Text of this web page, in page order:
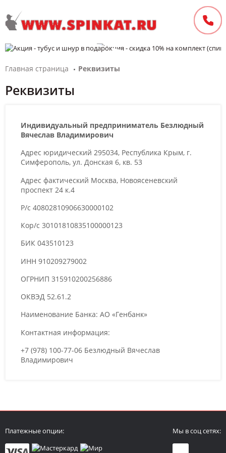
Главная страница Реквизиты
Реквизиты
Индивидуальный предприниматель Безлюдный
Вячеслав Владимирович
Адрес юридический 295034, Республика Крым, г.
Симферополь, ул. Донская 6, кв. 53
Адрес фактический Москва, Новоясеневский
проспект 24 к.4
Р/с 40802810906630000102
Кор/с 30101810835100000123
БИК 043510123
ИНН 910209279002
ОГРНИП 315910200256886
ОКВЭД 52.61.2
Наименование Банка: АО «Генбанк»
Контактная информация:
+7 (978) 100-77-06 Безлюдный Вячеслав
Владимирович
Платежные опции: Мы в соц сетях: